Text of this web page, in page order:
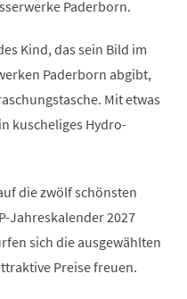
Paderborn.
Kind, das sein Bild im
Paderborn abgibt,
Mit etwas
kuscheliges Hydro-
die zwölf schönsten
Jahreskalender 2027
sich die ausgewählten
Preise freuen.